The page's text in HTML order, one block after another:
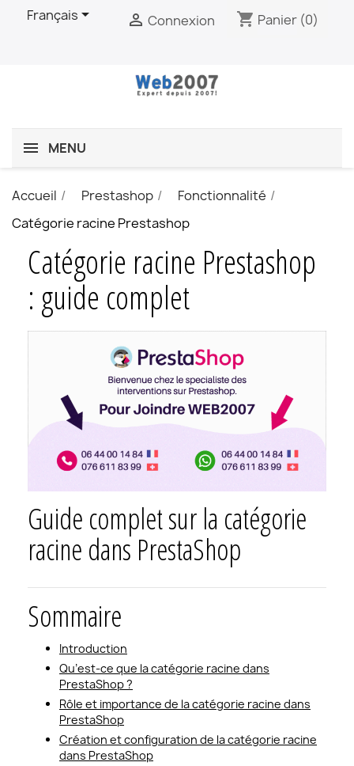
Français  Connexion shopping_cart Panier (0)
MENU
Accueil Prestashop
Fonctionnalité
Catégorie racine Prestashop
Catégorie racine Prestashop
: guide complet
Guide complet sur la catégorie
racine dans PrestaShop
Sommaire
Introduction
Qu’est-ce que la catégorie racine dans
PrestaShop ?
Rôle et importance de la catégorie racine dans
PrestaShop
Création et configuration de la catégorie racine
dans PrestaShop